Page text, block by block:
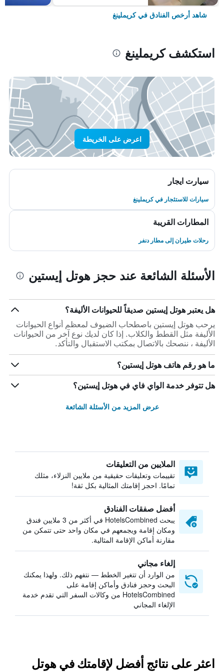
شاهد أرخص الفنادق في كريملينغ
استكشف كريملينغ
اعرض على الخريطة
سيارت ايجار
سيارات للاستئجار في كريملينغ
المطارات القريبة
رحلات طيران إلى مطار دنفر
الأسئلة الشائعة عند حجز هوتل إيستين
هل يعتبر هوتل إيستين صديقاً للحيوانات الأليفة؟
يرحب هوتل إيستين باصطحاب الضيوف لمعظم أنواع الحيوانات
الأليفة مثل القطط والكلاب. إذا كان لديك نوع آخر من الحيوانات
الأليفة ، ننصحك بالاتصال بمكتب الاستقبال والتأكد.
ما هو رقم هاتف هوتل إيستين؟
هل تتوفر خدمة الواي فاي في هوتل إيستين؟
عرض المزيد من الأسئلة الشائعة
الملايين من التعليقات
تقييمات وتعليقات حقيقية من ملايين النزلاء، مثلك
تمامًا. احجز إقامتك المثالية بكل ثقة!
أفضل صفقات الفنادق
يبحث HotelsCombined في أكثر من 3 ملايين فندق
ومكان إقامة ويجمعهم في مكان واحد حتى تتمكن من
مقارنة أماكن الإقامة المثالية.
إلغاء مجاني
من الوارد أن تتغير الخطط — نتفهم ذلك. ولهذا يمكنك
البحث وحجز فنادق وأماكن إقامة على
HotelsCombined من وكالات السفر التي تقدم خدمة
الإلغاء المجاني
اعثر على نتائج أفضل لإقامتك في هوتل